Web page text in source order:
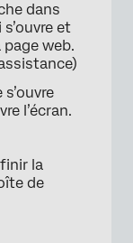
dans
et
web.
s’ouvre
l’écran.
la
de